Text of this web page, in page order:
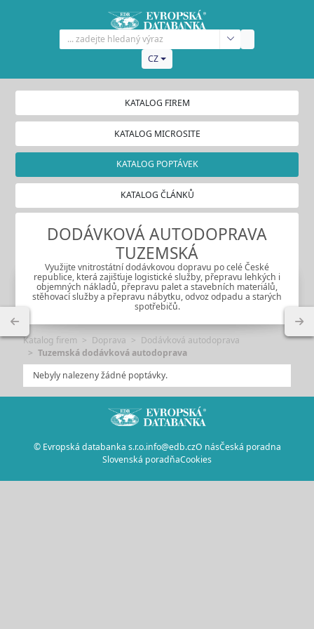
CZ
KATALOG FIREM
KATALOG MICROSITE
KATALOG POPTÁVEK
KATALOG ČLÁNKŮ
DODÁVKOVÁ AUTODOPRAVA
TUZEMSKÁ
Využijte vnitrostátní dodávkovou dopravu po celé České
republice, která zajišťuje logistické služby, přepravu lehkých i
objemných nákladů, přepravu palet a stavebních materiálů,
stěhovací služby a přepravu nábytku, odvoz odpadu a starých
spotřebičů.
Katalog firem Doprava
Dodávková autodoprava
Tuzemská dodávková autodoprava
Nebyly nalezeny žádné poptávky.
© Evropská databanka s.r.o.info@edb.czO násČeská poradna
Slovenská poradňaCookies